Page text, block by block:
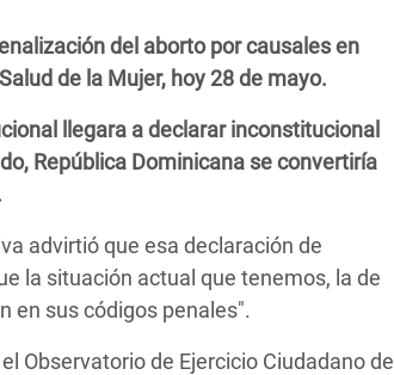
del aborto por causales en
de la Mujer, hoy 28 de mayo.
llegara a declarar inconstitucional
República Dominicana se convertiría
advirtió que esa declaración de
la situación actual que tenemos, la de
en sus códigos penales".
Observatorio de Ejercicio Ciudadano de